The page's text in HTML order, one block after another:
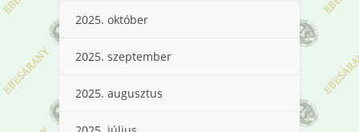
2025. október
2025. szeptember
2025. augusztus